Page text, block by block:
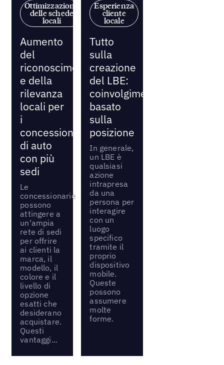
Ottimizzazione
delle schede
locali
Aumento
del
riconoscimento
e della
rilevanza
locali per
i
concessionari
di auto
con più
sedi
Le
concessionarie
possono
attingere a
un'ampia
rete di sedi
per offrire
ai clienti la
marca, il
modello, il
colore e il
livello di
opzione
esatti che
desiderano
acquistare.
Questi
vantaggi...
Esperienza
cliente
locale
Tutto
sulla
creazione
del LBE:
coinvolgimento
basato
sulla
posizione
In generale,
un LBE è
qualsiasi
azione
intrapresa
da una
persona per
interagire
con un
luogo
specifico
tramite il
proprio
dispositivo
mobile.
Queste
possono
assumere
molte
forme.